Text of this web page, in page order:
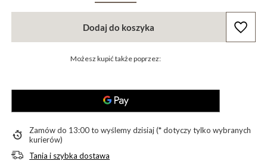
Dodaj do koszyka
Możesz kupić także poprzez:
Zamów do 13:00 to wyślemy dzisiaj (* dotyczy tylko wybranych
kurierów)
Tania i szybka dostawa